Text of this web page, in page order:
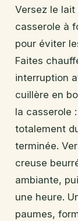
Versez le
casserole à
pour éviter
Faites
interruption
cuillère en
la casserole
totalement
terminée.
creuse
ambiante,
une heure.
paumes,